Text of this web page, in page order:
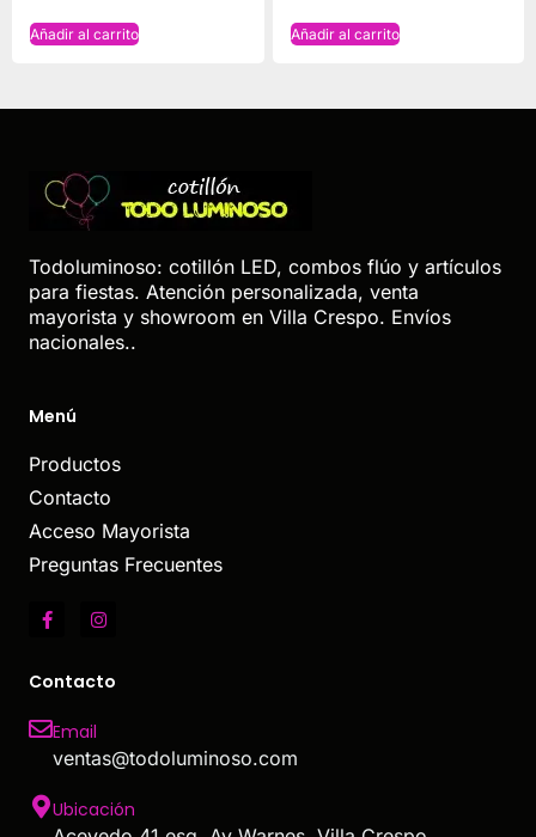
Añadir al carrito Añadir al carrito
Todoluminoso: cotillón LED, combos flúo y artículos
para fiestas. Atención personalizada, venta
mayorista y showroom en Villa Crespo. Envíos
nacionales..
Menú
Productos
Contacto
Acceso Mayorista
Preguntas Frecuentes
Contacto
Email
ventas@todoluminoso.com
Ubicación